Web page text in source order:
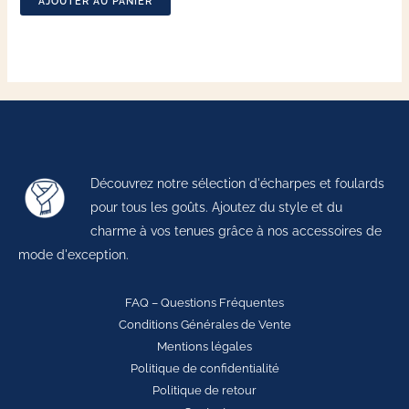
Découvrez notre sélection d'écharpes et foulards
pour tous les goûts. Ajoutez du style et du
charme à vos tenues grâce à nos accessoires de
mode d'exception.
FAQ – Questions Fréquentes
Conditions Générales de Vente
Mentions légales
Politique de confidentialité
Politique de retour